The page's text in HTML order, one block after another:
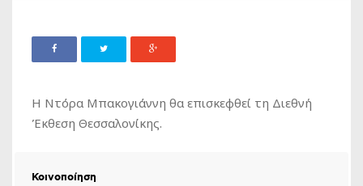
Η Ντόρα Μπακογιάννη θα επισκεφθεί τη Διεθνή
Έκθεση Θεσσαλονίκης.
Κοινοποίηση